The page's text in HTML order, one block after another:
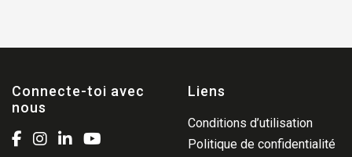
Connecte-toi avec
nous
Liens
Conditions d’utilisation
Politique de confidentialité